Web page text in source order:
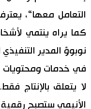
التعامل معها“،
كما يراه ينتمي
في خدمات ومحتويات
لا يتعلق بالإنتاج
الأنيمي ستصبح رقمية